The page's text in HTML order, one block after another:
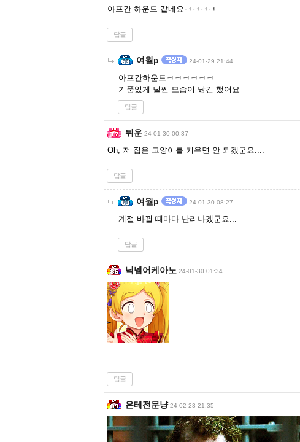
아프간 하운드 같네요ㅋㅋㅋㅋ
답글
여월p 24-01-29 21:44
아프간하운드ㅋㅋㅋㅋㅋㅋ
기품있게 털찐 모습이 닮긴 했어요
답글
뒤운 24-01-30 00:37
Oh, 저 집은 고양이를 키우면 안 되겠군요....
답글
여월p 24-01-30 08:27
계절 바뀔 때마다 난리나겠군요...
답글
닉넴어케아노 24-01-30 01:34
답글
은테전문냥 24-02-23 21:35